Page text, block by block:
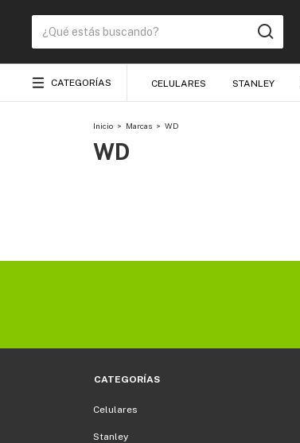
CATEGORÍAS CELULARES STANLEY
Inicio > Marcas > WD
WD
CATEGORÍAS
Celulares
Stanley